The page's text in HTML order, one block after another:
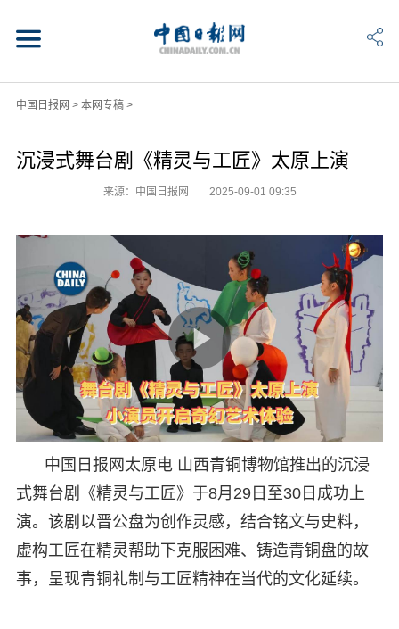
中国日报网 > 本网专稿>
沉浸式舞台剧《精灵与工匠》太原上演
来源：中国日报网 2025-09-01 09:35
中国日报网太原电 山西青铜博物馆推出的沉浸
式舞台剧《精灵与工匠》于8月29日至30日成功上
演。该剧以晋公盘为创作灵感，结合铭文与史料，
虚构工匠在精灵帮助下克服困难、铸造青铜盘的故
事，呈现青铜礼制与工匠精神在当代的文化延续。